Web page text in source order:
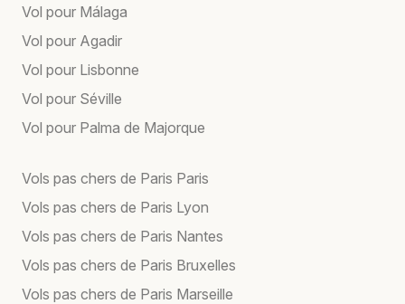
Vol pour Málaga
Vol pour Agadir
Vol pour Lisbonne
Vol pour Séville
Vol pour Palma de Majorque
Vols pas chers de Paris Paris
Vols pas chers de Paris Lyon
Vols pas chers de Paris Nantes
Vols pas chers de Paris Bruxelles
Vols pas chers de Paris Marseille